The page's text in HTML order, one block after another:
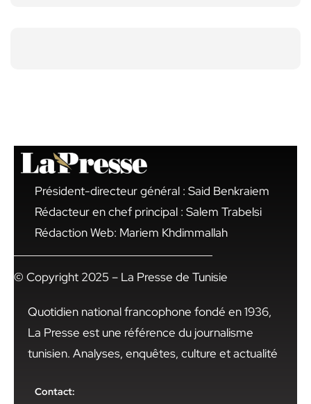
Président-directeur général : Said Benkraiem
Rédacteur en chef principal : Salem Trabelsi
Rédaction Web: Mariem Khdimmallah
© Copyright 2025 – La Presse de Tunisie
Quotidien national francophone fondé en 1936,
La Presse est une référence du journalisme
tunisien. Analyses, enquêtes, culture et actualité
Contact: